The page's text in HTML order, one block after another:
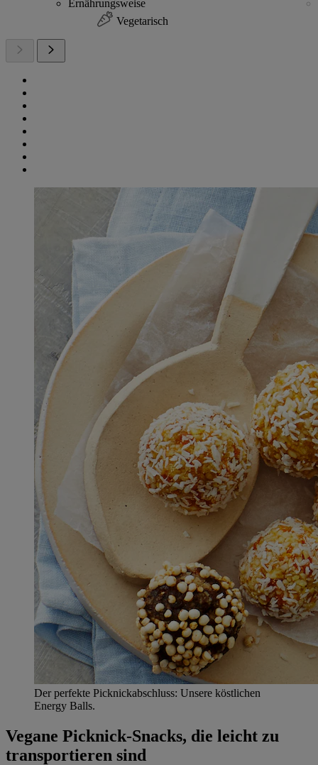
Ernährungsweise
Vegetarisch
Der perfekte Picknickabschluss: Unsere köstlichen
Energy Balls.
Vegane Picknick-Snacks, die leicht zu
transportieren sind